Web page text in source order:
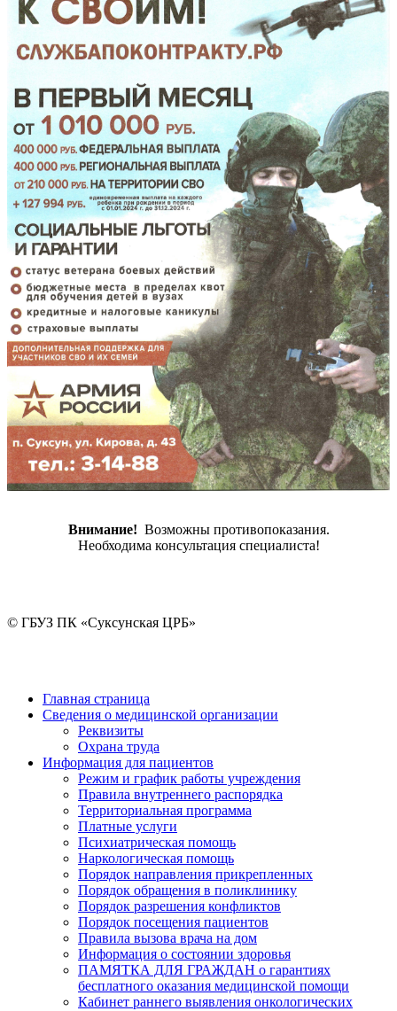
Внимание! Возможны противопоказания.
Необходима консультация специалиста!
© ГБУЗ ПК «Суксунская ЦРБ»
Главная страница
Сведения о медицинской организации
Реквизиты
Охрана труда
Информация для пациентов
Режим и график работы учреждения
Правила внутреннего распорядка
Территориальная программа
Платные услуги
Психиатрическая помощь
Наркологическая помощь
Порядок направления прикрепленных
Порядок обращения в поликлинику
Порядок разрешения конфликтов
Порядок посещения пациентов
Правила вызова врача на дом
Информация о состоянии здоровья
ПАМЯТКА ДЛЯ ГРАЖДАН о гарантиях
бесплатного оказания медицинской помощи
Кабинет раннего выявления онкологических